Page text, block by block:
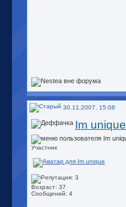
30.11.2007, 15:08
Im unique
Участник
Возраст: 37
Сообщений: 4